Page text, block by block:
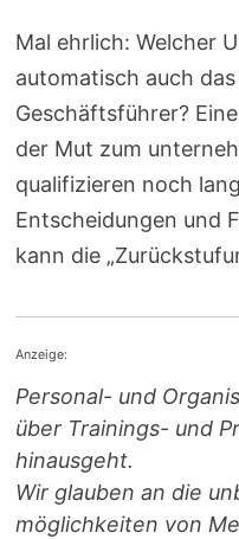
Mal ehrlich: Welcher
automatisch auch
Geschäftsführer?
der Mut zum
qualifizieren noch
Entscheidungen und
kann die
Anzeige:
Personal- und
über Trainings- und
hinausgeht.
Wir glauben an die
möglichkeiten von